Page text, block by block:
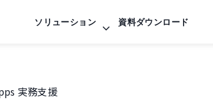
ソリューション 資料ダウンロード
実務支援